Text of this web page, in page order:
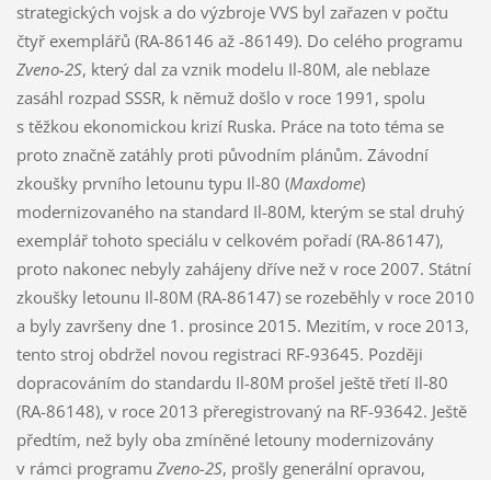
strategických vojsk a do výzbroje VVS byl zařazen v počtu
čtyř exemplářů (RA-86146 až -86149). Do celého programu
Zveno-2S, který dal za vznik modelu Il-80M, ale neblaze
zasáhl rozpad SSSR, k němuž došlo v roce 1991, spolu
s těžkou ekonomickou krizí Ruska. Práce na toto téma se
proto značně zatáhly proti původním plánům. Závodní
zkoušky prvního letounu typu Il-80 (Maxdome)
modernizovaného na standard Il-80M, kterým se stal druhý
exemplář tohoto speciálu v celkovém pořadí (RA-86147),
proto nakonec nebyly zahájeny dříve než v roce 2007. Státní
zkoušky letounu Il-80M (RA-86147) se rozeběhly v roce 2010
a byly završeny dne 1. prosince 2015. Mezitím, v roce 2013,
tento stroj obdržel novou registraci RF-93645. Později
dopracováním do standardu Il-80M prošel ještě třetí Il-80
(RA-86148), v roce 2013 přeregistrovaný na RF-93642. Ještě
předtím, než byly oba zmíněné letouny modernizovány
v rámci programu Zveno-2S, prošly generální opravou,